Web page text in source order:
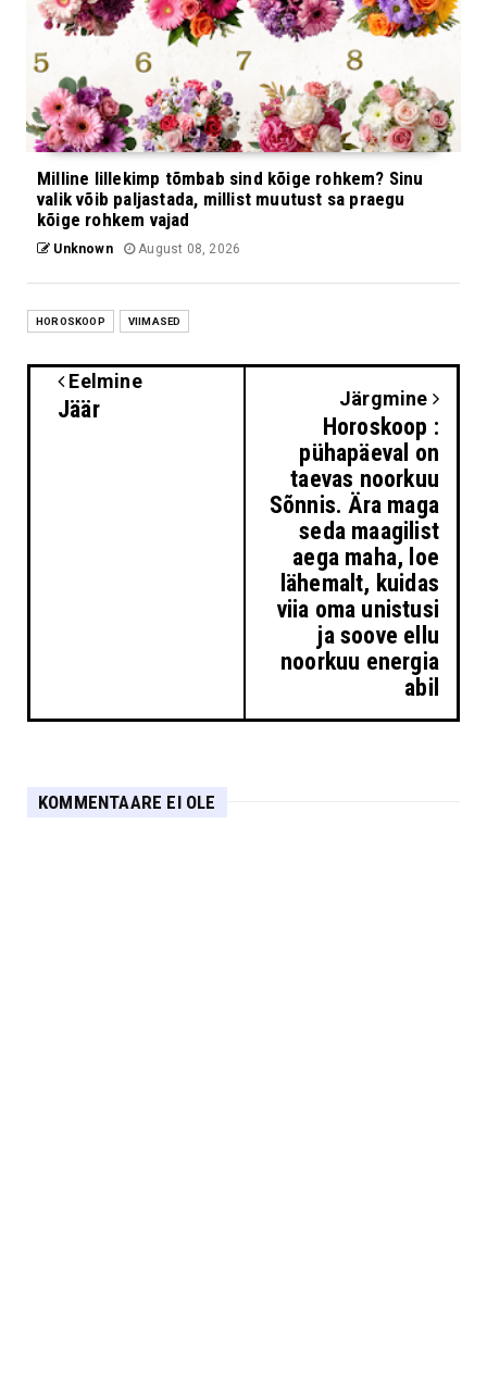
Milline lillekimp tõmbab sind kõige rohkem? Sinu
valik võib paljastada, millist muutust sa praegu
kõige rohkem vajad
Unknown August 08, 2026
HOROSKOOP VIIMASED
Eelmine
Jäär Järgmine
Horoskoop :
pühapäeval on
taevas noorkuu
Sõnnis. Ära maga
seda maagilist
aega maha, loe
lähemalt, kuidas
viia oma unistusi
ja soove ellu
noorkuu energia
abil
KOMMENTAARE EI OLE